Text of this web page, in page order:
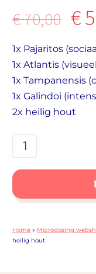
€70,00
€
€
1x Pajaritos
1x Atlantis
1x Tampanensis
1x Galindoi
2x heilig hout
Truffelpakket
|
4
heilig
Home » Microdosing
heilig hout